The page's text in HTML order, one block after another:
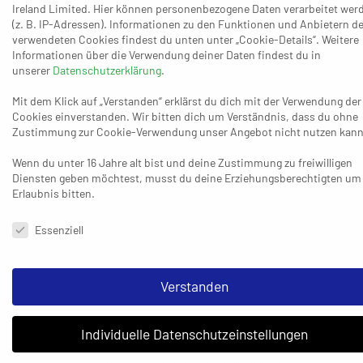
Chance, weitere wertvolle Punkte für den Klassenerhalt
aufs eigene Konto zu überweisen, bietet nun die Aufgabe
gegen das HLZ Friesenheim-Hochdorf II (Neunter/4:4),
das mit einer 19:20-Niederlage bei der MT Melsungen II
einem Krimi mit 31:30 bezwang und aus Homburg ein
29:25 mitnahm. Zuletzt gab jedoch in eigener Halle eine
19:34-Packung gegen Saarlouis. Ob wirklich zwischen
Interaktiv und der HSG nur kleinere Unterschiede liegen?
Der Vergleich mit denselben Gegnern Opladen, Homburg
und Saarlouis zeigt einen winzigen Vorteil für die
Gastgeber: Ratingen kommt hier auf 3:3 Punkte,
Filip Lazarov gibt es sowieso nur ein Ziel: „Nach zwei
Niederlagen denken wir definitiv an einen Sieg.“ An ihren
hintereinander die Bergischen Panther, die aber ein
Ireland Limited. Hier können personenbezogene Daten verarbeitet
(z. B. IP-Adressen). Informationen zu den Funktionen und Anbietern
verwendeten Cookies findest du unten unter „Cookie-Details“. Weitere
Informationen über die Verwendung deiner Daten findest du in
unserer Datenschutzerklärung.
Mit dem Klick auf „Verstanden“ erklärst du dich mit der Verwendung der
Cookies einverstanden. Wir bitten dich um Verständnis, dass du ohne
Zustimmung zur Cookie-Verwendung unser Angebot nicht nutzen
Wenn du unter 16 Jahre alt bist und deine Zustimmung zu freiwilligen
Diensten geben möchtest, musst du deine Erziehungsberechtigten um
Erlaubnis bitten.
Datenschutzeinstellungen & Nutzungsbedingungen
Essenziell
Verstanden
Individuelle Datenschutzeinstellungen